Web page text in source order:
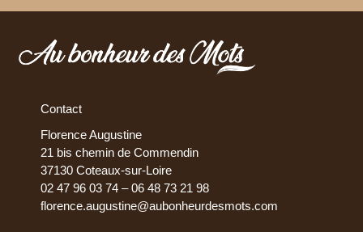
Contact
Florence Augustine
21 bis chemin de Commendin
37130 Coteaux-sur-Loire
02 47 96 03 74 – 06 48 73 21 98
florence.augustine@aubonheurdesmots.com